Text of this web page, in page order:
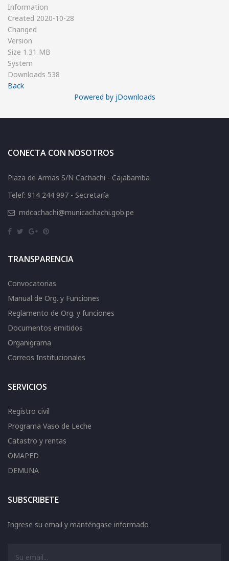
Information
Created 2020-10-28
Changed
Version
Size 1.31 MB
System
Downloads 538
Back
Powered by jDownloads
CONECTA CON NOSOTROS
Plaza de Armas S/N Cachachi - Cajabamba
Telef: 914 244 997 - Secretaría
mdcachachi@municachachi.gob.pe
TRANSPARENCIA
Convocatorias
Manual de Org. y Funciones
Reglamento de Org. y funciones
Documentos emitidos
Organigrama
Correos Institucionales
SERVICIOS
Registro civil
Programa Vaso de Leche
Catastro y rentas
OMAPED
DEMUNA
SUBSCRIBETE
Ingrese su email y manténgase informado